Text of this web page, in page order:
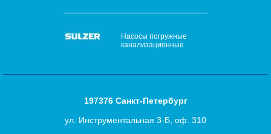
Насосы погружные
канализационные
197376 Санкт-Петербург
ул. Инструментальная 3-Б, оф. 310